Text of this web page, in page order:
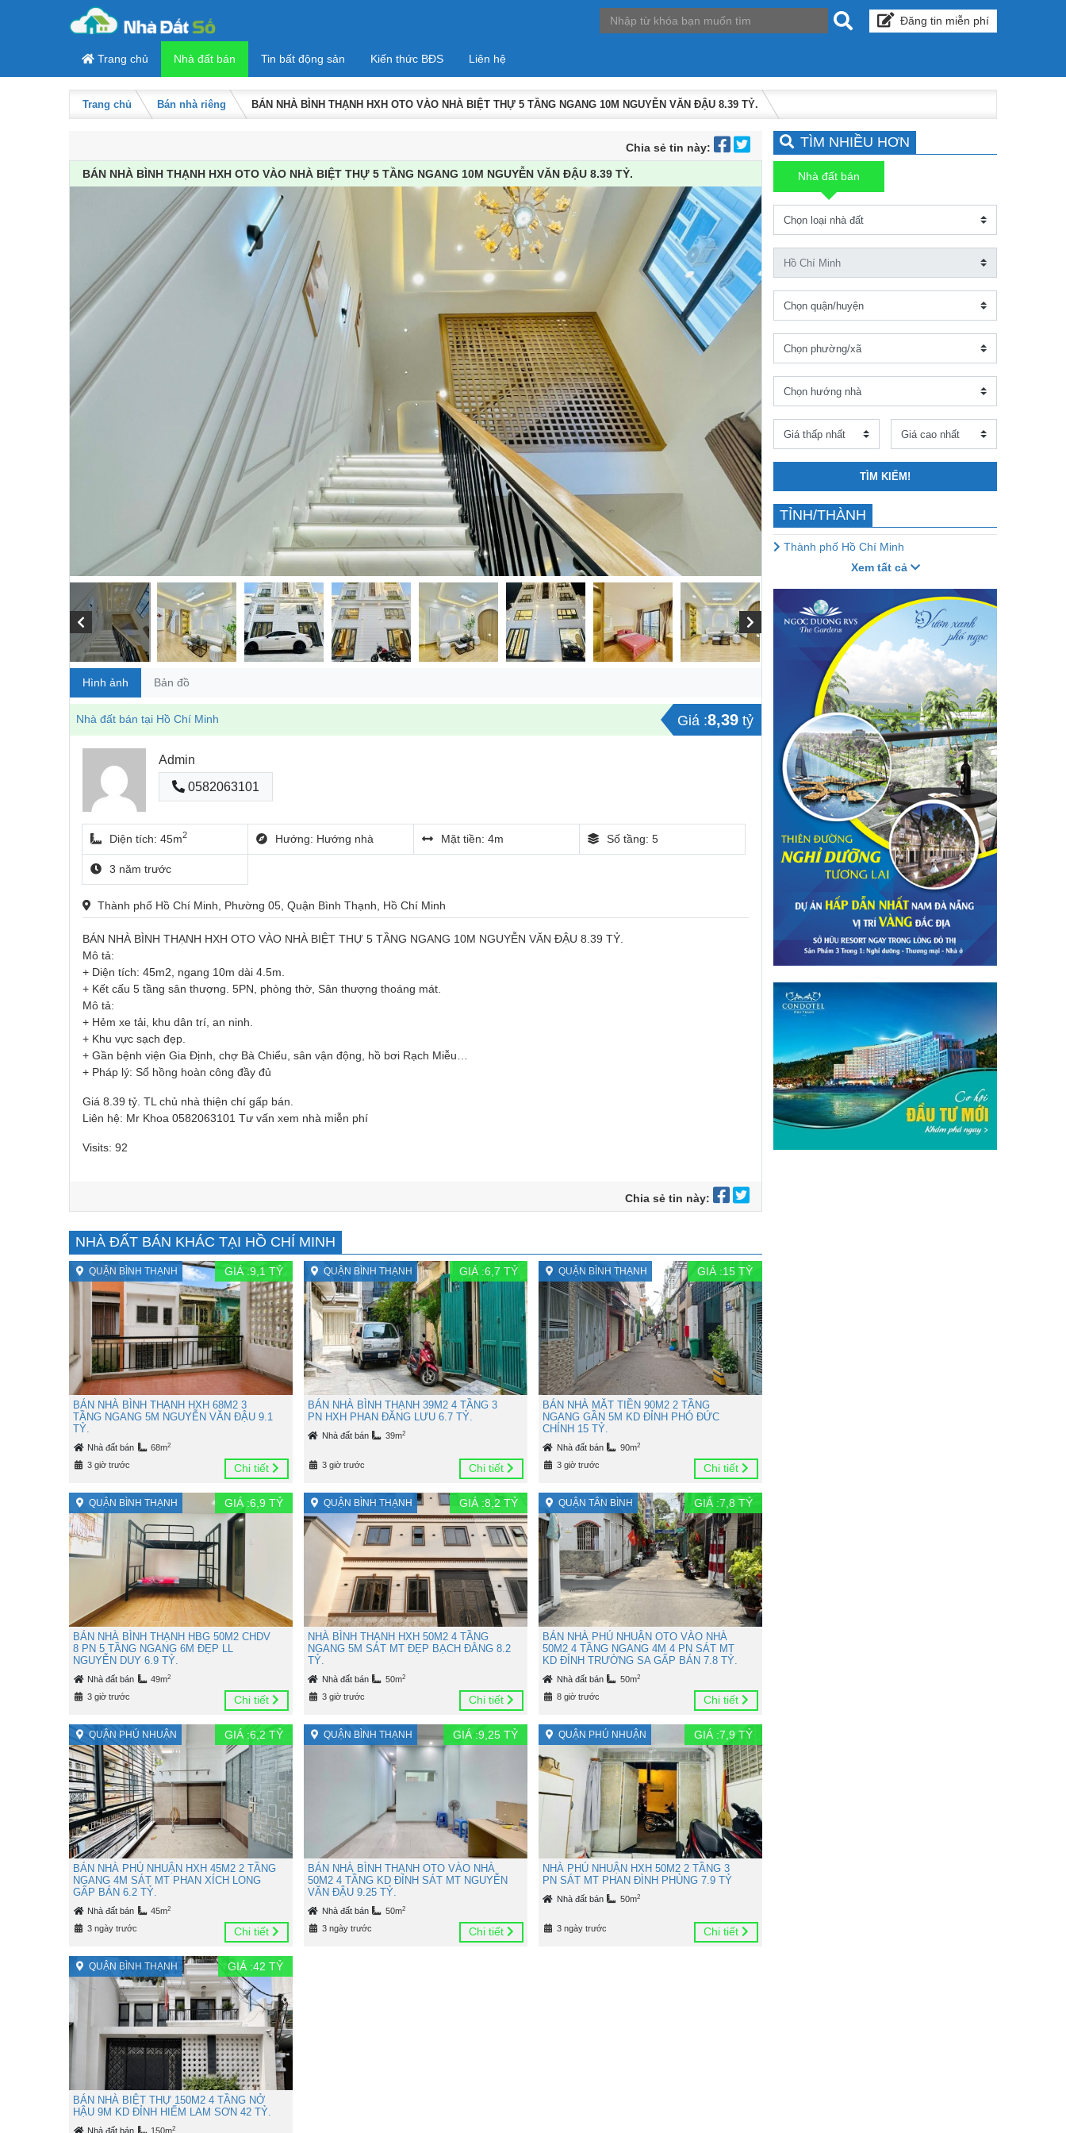
Đăng tin miễn phí
Trang chủ Nhà đất bán Tin bất động sản Kiến thức BĐS Liên hệ
Trang chủ Bán nhà riêng BÁN NHÀ BÌNH THẠNH HXH OTO VÀO NHÀ BIỆT THỰ 5 TẦNG NGANG 10M NGUYỄN VĂN ĐẬU 8.39 TỶ.
Chia sẻ tin này:
BÁN NHÀ BÌNH THẠNH HXH OTO VÀO NHÀ BIỆT THỰ 5 TẦNG NGANG 10M NGUYỄN VĂN ĐẬU 8.39 TỶ.
Hình ảnh Bản đồ
Nhà đất bán tại Hồ Chí Minh Giá :8,39 tỷ
Admin
0582063101
Diện tích: 45m2 Hướng: Hướng nhà Mặt tiền: 4m Số tầng: 5
3 năm trước
Thành phố Hồ Chí Minh, Phường 05, Quận Bình Thạnh, Hồ Chí Minh
BÁN NHÀ BÌNH THẠNH HXH OTO VÀO NHÀ BIỆT THỰ 5 TẦNG NGANG 10M NGUYỄN VĂN ĐẬU 8.39 TỶ.
Mô tả:
+ Diện tích: 45m2, ngang 10m dài 4.5m.
+ Kết cấu 5 tầng sân thượng. 5PN, phòng thờ, Sân thượng thoáng mát.
Mô tả:
+ Hẻm xe tải, khu dân trí, an ninh.
+ Khu vực sạch đẹp.
+ Gần bệnh viện Gia Định, chợ Bà Chiểu, sân vận động, hồ bơi Rạch Miễu…
+ Pháp lý: Sổ hồng hoàn công đầy đủ
Giá 8.39 tỷ. TL chủ nhà thiện chí gấp bán.
Liên hệ: Mr Khoa 0582063101 Tư vấn xem nhà miễn phí
Visits: 92
Chia sẻ tin này:
NHÀ ĐẤT BÁN KHÁC TẠI HỒ CHÍ MINH
QUẬN BÌNH THẠNH GIÁ :9,1 TỶ
BÁN NHÀ BÌNH THẠNH HXH 68M2 3
TẦNG NGANG 5M NGUYỄN VĂN ĐẬU 9.1
TỶ.
Nhà đất bán 68m2
3 giờ trước Chi tiết
QUẬN BÌNH THẠNH GIÁ :6,7 TỶ
BÁN NHÀ BÌNH THẠNH 39M2 4 TẦNG 3
PN HXH PHAN ĐĂNG LƯU 6.7 TỶ.
Nhà đất bán 39m2
3 giờ trước Chi tiết
QUẬN BÌNH THẠNH GIÁ :15TỶ
BÁN NHÀ MẶT TIỀN 90M2 2 TẦNG
NGANG GẦN 5M KD ĐỈNH PHÓ ĐỨC
CHÍNH 15 TỶ.
Nhà đất bán 90m2
3 giờ trước Chi tiết
QUẬN BÌNH THẠNH GIÁ :6,9 TỶ
BÁN NHÀ BÌNH THẠNH HBG 50M2 CHDV
8 PN 5 TẦNG NGANG 6M ĐẸP LL
NGUYỄN DUY 6.9 TỶ.
Nhà đất bán 49m2
3 giờ trước Chi tiết
QUẬN BÌNH THẠNH GIÁ :8,2 TỶ
NHÀ BÌNH THẠNH HXH 50M2 4 TẦNG
NGANG 5M SÁT MT ĐẸP BẠCH ĐẰNG 8.2
TỶ.
Nhà đất bán 50m2
3 giờ trước Chi tiết
QUẬN TÂN BÌNH GIÁ :7,8 TỶ
BÁN NHÀ PHÚ NHUẬN OTO VÀO NHÀ
50M2 4 TẦNG NGANG 4M 4 PN SÁT MT
KD ĐỈNH TRƯỜNG SA GẤP BÁN 7.8 TỶ.
Nhà đất bán 50m2
8 giờ trước Chi tiết
QUẬN PHÚ NHUẬN GIÁ :6,2 TỶ
BÁN NHÀ PHÚ NHUẬN HXH 45M2 2 TẦNG
NGANG 4M SÁT MT PHAN XÍCH LONG
GẤP BÁN 6.2 TỶ.
Nhà đất bán 45m2
3 ngày trước Chi tiết
QUẬN BÌNH THẠNH GIÁ :9,25TỶ
BÁN NHÀ BÌNH THẠNH OTO VÀO NHÀ
50M2 4 TẦNG KD ĐỈNH SÁT MT NGUYỄN
VĂN ĐẬU 9.25 TỶ.
Nhà đất bán 50m2
3 ngày trước Chi tiết
QUẬN PHÚ NHUẬN GIÁ :7,9TỶ
NHÀ PHÚ NHUẬN HXH 50M2 2 TẦNG 3
PN SÁT MT PHAN ĐÌNH PHÙNG 7.9 TỶ
Nhà đất bán 50m2
3 ngày trước Chi tiết
QUẬN BÌNH THẠNH GIÁ :42 TỶ
BÁN NHÀ BIỆT THỰ 150M2 4 TẦNG NỞ
HẬU 9M KD ĐỈNH HIẾM LAM SƠN 42 TỶ.
Nhà đất bán 150m2
TÌM NHIỀU HƠN
Nhà đất bán
TÌM KIẾM!
TỈNH/THÀNH
Thành phố Hồ Chí Minh
Xem tất cả